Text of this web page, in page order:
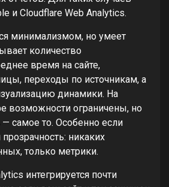
и Cloudflare Web Analytics.
минимализмом, но умеет
количество
время на сайте,
переходы по источникам, а
динамики. На
возможности ограничены, но
самое то. Особенно если
никаких
только метрики.
интегрируется почти